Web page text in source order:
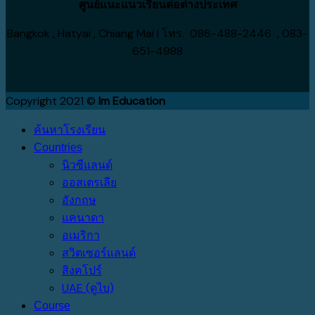
ศูนย์แนะแนวเรียนต่อต่างประเทศ
Bangkok , Hatyai , Chiang Mai | โทร. 086-488-2446 , 083-
651-4988
Copyright 2021 © Im Education
ค้นหาโรงเรียน
Countries
นิวซีแลนด์
ออสเตรเลีย
อังกฤษ
แคนาดา
อเมริกา
สวิตเซอร์แลนด์
สิงคโปร์
UAE (ดูไบ)
Course